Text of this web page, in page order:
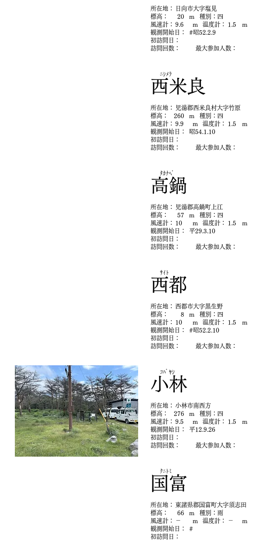
​所在地：
日向市大字塩見
​標高：
20 m ​種別： 四
​風速計： 9.6 m ​温度計： 1.5
m
​観測開始日：
#昭52.2.9
初​訪問日：
最大参加人数：
​訪問回数：
西米良
ﾆｼﾒﾗ
​所在地：
児湯郡西米良村大字竹原
​標高：
260 m ​種別： 四
​風速計： 9.9 m ​温度計： 1.5
m
​観測開始日：
昭54.1.10
初​訪問日：
最大参加人数：
​訪問回数：
高鍋
ﾀｶﾅﾍﾞ
​所在地：
児湯郡高鍋町上江
​標高：
57 m ​種別： 四
​風速計：
10 m ​温度計： 1.5
m
​観測開始日：
平29.3.10
初​訪問日：
最大参加人数：
​訪問回数：
西都
ｻｲﾄ
​所在地： 西都市大字黒生野
​標高：
8 m ​種別： 四
​風速計：
10 m ​温度計： 1.5
m
​観測開始日：
#昭52.2.10
初​訪問日：
最大参加人数：
​訪問回数：
小林
ｺﾊﾞﾔｼ
​所在地： 小林市南西方
​標高：
276 m ​種別： 四
​風速計： 9.5 m ​温度計： 1.5
m
​観測開始日：
平12.9.26
初​訪問日：
最大参加人数：
​訪問回数：
国富
ｸﾆﾄﾐ
​所在地： 東諸県郡国富町大字須志田
​標高：
66 m ​種別： 雨
​風速計：
－ m ​温度計： －
m
​観測開始日：
#
初​訪問日：